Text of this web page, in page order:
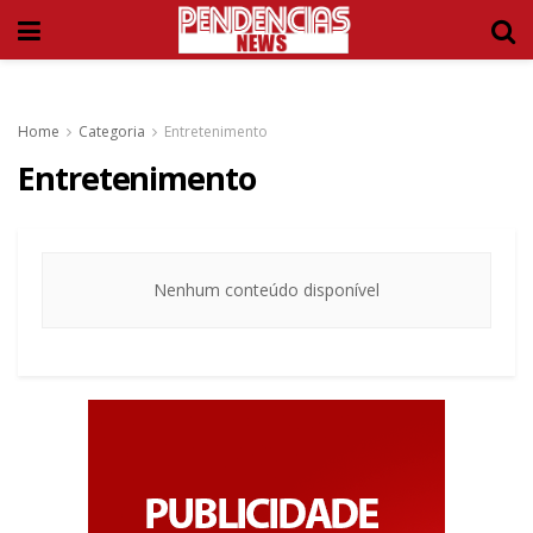
Home Categoria Entretenimento
Entretenimento
Nenhum conteúdo disponível